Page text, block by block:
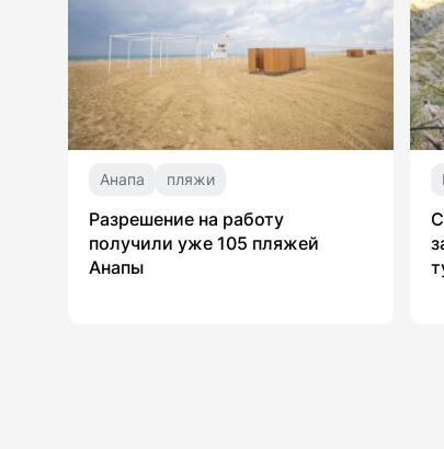
Анапа пляжи
Разрешение на работу
получили уже 105 пляжей
Анапы